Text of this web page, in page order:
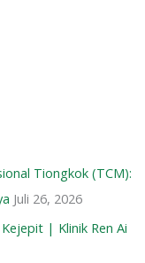
Tiongkok (TCM):
Juli 26, 2026
| Klinik Ren Ai